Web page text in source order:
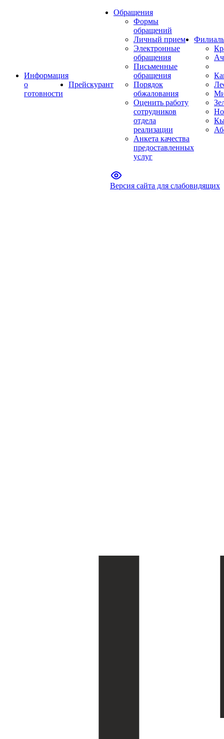
Информация
о
готовности
Прейскурант
Обращения
Формы
обращений
Личный прием
Электронные
обращения
Письменные
обращения
Порядок
обжалования
Оценить работу
сотрудников
отдела
реализации
Анкета качества
предоставленных
услуг
Версия сайта для слабовидящих